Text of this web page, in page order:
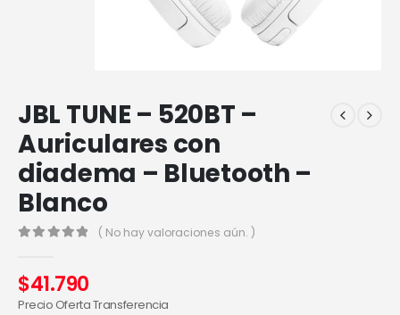
JBL TUNE – 520BT –
Auriculares con
diadema – Bluetooth –
Blanco
( No hay valoraciones aún. )
$41.790
Precio Oferta Transferencia